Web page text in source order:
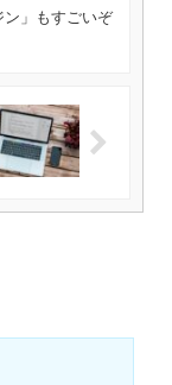
ン」もすごいぞ